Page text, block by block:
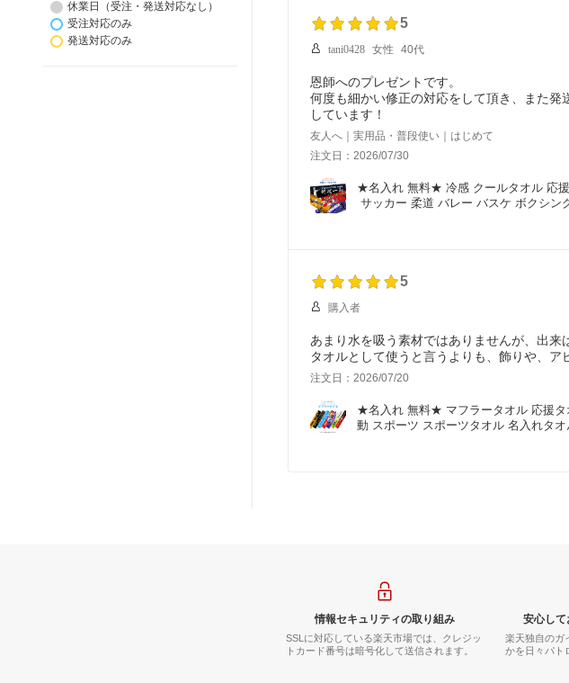
休業日（受注・発送対応なし）
受注対応のみ
発送対応のみ
5
tani0428 女性 40代
恩師へのプレゼントです。
何度も細かい修正の対応をして頂き、また
しています！
友人へ｜実用品・普段使い｜はじめて
注文日：2026/07/30
★名入れ 無料★ 冷感 クールタオル 応
サッカー 柔道 バレー バスケ ボクシン
5
購入者
あまり水を吸う素材ではありませんが、出来
タオルとして使うと言うよりも、飾りや、ア
注文日：2026/07/20
★名入れ 無料★ マフラータオル 応援タ
動 スポーツ スポーツタオル 名入れタ
情報セキュリティの取り組み
SSLに対応している楽天市場では、クレジッ
トカード番号は暗号化して送信されます。
安心して
楽天独自のガ
かを日々パト